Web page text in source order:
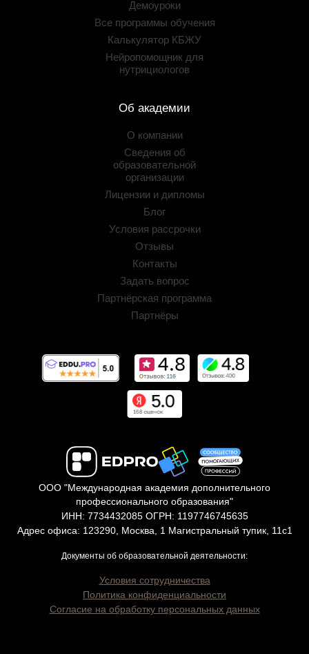
Демоуроки
Все программы обучения
Калькулятор КБЖУ
Нейропомощник для
нутрициологов
Об академии
О компании
Сведения об
образовательной
организации
Лицензии и дипломы
Блог
Условия рассрочки
Отзывы
Контакты
Задать вопрос
Партнёрская программа
Партнёры
ООО "Международная академия дополнительного
профессионального образования"
ИНН: 7734432085 ОГРН: 1197746745635
Адрес офиса: 123290, Москва, 1 Магистральный тупик, 11с1
Документы об образовательной деятельности:
Условия сотрудничества
Политика конфиденциальности
Согласие на обработку персональных данных